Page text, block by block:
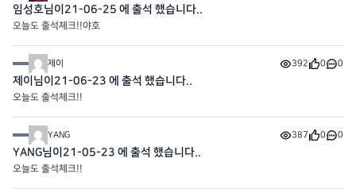
임성호님이21-06-25 에 출석 했습니다..
오늘도 출석체크!!야호
제이 392 0 0
제이님이21-06-23 에 출석 했습니다..
오늘도 출석체크!!
YANG 387 0 0
YANG님이21-05-23 에 출석 했습니다..
오늘도 출석체크!!